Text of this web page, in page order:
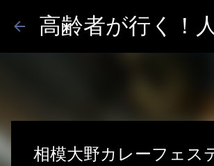
高齢者が行く！
相模大野カレーフェ